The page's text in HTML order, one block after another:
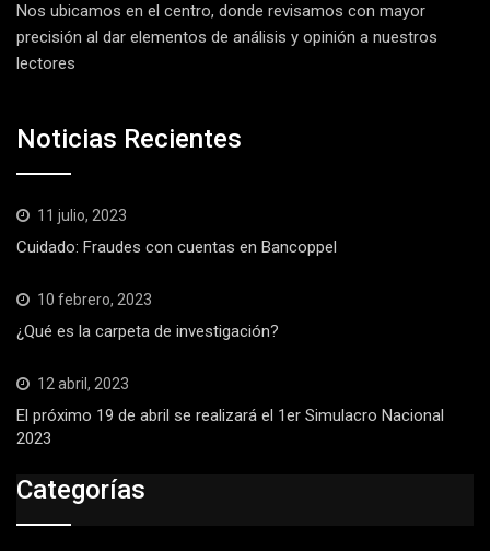
Nos ubicamos en el centro, donde revisamos con mayor
precisión al dar elementos de análisis y opinión a nuestros
lectores
Noticias Recientes
11 julio, 2023
Cuidado: Fraudes con cuentas en Bancoppel
10 febrero, 2023
¿Qué es la carpeta de investigación?
12 abril, 2023
El próximo 19 de abril se realizará el 1er Simulacro Nacional
2023
Categorías